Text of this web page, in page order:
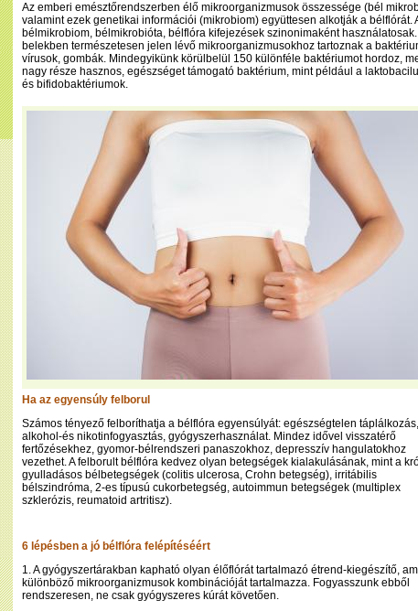
Az emberi emésztőrendszerben élő mikroorganizmusok összessége (bél
valamint ezek genetikai információi (mikrobiom) együttesen alkotják a bélflórát.
bélmikrobiom, bélmikrobióta, bélflóra kifejezések szinonimaként használatosak.
belekben természetesen jelen lévő mikroorganizmusokhoz tartoznak a
vírusok, gombák. Mindegyikünk körülbelül 150 különféle baktériumot hordoz,
nagy része hasznos, egészséget támogató baktérium, mint például a
és bifidobaktériumok.
Ha az egyensúly felborul
Számos tényező felboríthatja a bélflóra egyensúlyát: egészségtelen táplálkozás,
alkohol-és nikotinfogyasztás, gyógyszerhasználat. Mindez idővel visszatérő
fertőzésekhez, gyomor-bélrendszeri panaszokhoz, depresszív hangulatokhoz
vezethet. A felborult bélflóra kedvez olyan betegségek kialakulásának, mint a
gyulladásos bélbetegségek (colitis ulcerosa, Crohn betegség), irritábilis
bélszindróma, 2-es típusú cukorbetegség, autoimmun betegségek (multiplex
szklerózis, reumatoid artritisz).
6 lépésben a jó bélflóra felépítéséért
1. A gyógyszertárakban kapható olyan élőflórát tartalmazó étrend-kiegészítő,
különböző mikroorganizmusok kombinációját tartalmazza. Fogyasszunk ebből
rendszeresen, ne csak gyógyszeres kúrát követően.